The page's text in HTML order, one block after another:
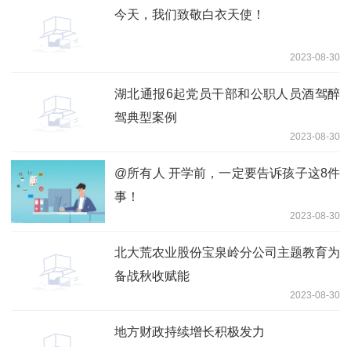
今天，我们致敬白衣天使！
2023-08-30
湖北通报6起党员干部和公职人员酒驾醉
驾典型案例
2023-08-30
@所有人 开学前，一定要告诉孩子这8件
事！
2023-08-30
北大荒农业股份宝泉岭分公司主题教育为
备战秋收赋能
2023-08-30
地方财政持续增长积极发力